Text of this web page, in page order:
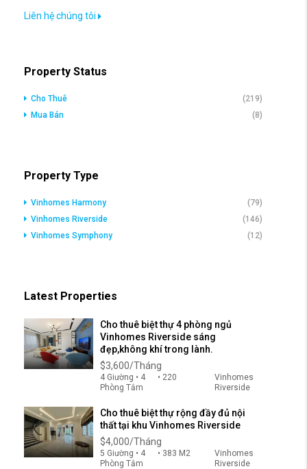
Liên hệ chúng tôi
Property Status
Cho Thuê
(219)
Mua Bán
(8)
Property Type
Vinhomes Harmony
(79)
Vinhomes Riverside
(146)
Vinhomes Symphony
(12)
Latest Properties
Cho thuê biệt thự 4 phòng ngủ
Vinhomes Riverside sáng
đẹp,không khí trong lành.
$3,600/Tháng
4 Giường • 4
Phòng Tắm
• 220
Vinhomes
Riverside
Cho thuê biệt thự rộng đầy đủ nội
thất tại khu Vinhomes Riverside
$4,000/Tháng
5 Giường • 4
Phòng Tắm
• 383 M2
Vinhomes
Riverside